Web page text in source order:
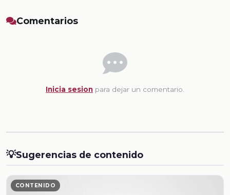
Comentarios
Inicia sesion para dejar un comentario.
💡Sugerencias de contenido
CONTENIDO